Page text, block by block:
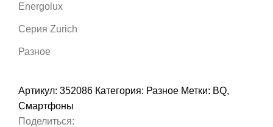
Energolux
Серия Zurich
Разное
Артикул: 352086 Категория: Разное Метки: BQ,
Смартфоны
Поделиться: